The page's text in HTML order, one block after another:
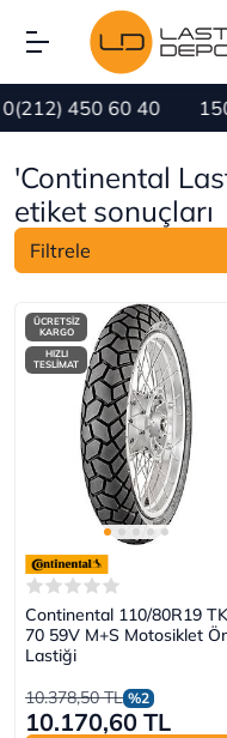
450 60 40 1500 TL
'Continental
etiket sonuçları
Filtrele
ÜCRETSİZ
KARGO
HIZLI
TESLİMAT
Continental 110/80R19
70 59V M+S Motosiklet
Lastiği
10.378,50 TL %2
10.170,60 TL